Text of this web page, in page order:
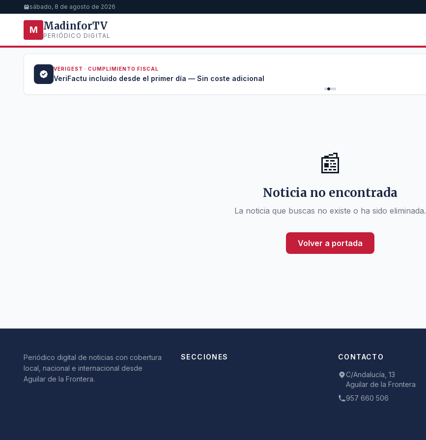
sábado, 8 de agosto de 2026
M MadinforTV
PERIÓDICO DIGITAL
VERIGEST · CUMPLIMIENTO FISCAL
VeriFactu incluido desde el primer día — Sin coste adicional
📰
Noticia no encontrada
La noticia que buscas no existe o ha sido eliminada.
Volver a portada
Periódico digital de noticias con cobertura
local, nacional e internacional desde
Aguilar de la Frontera.
SECCIONES CONTACTO
C/Andalucía, 13
Aguilar de la Frontera
957 660 506